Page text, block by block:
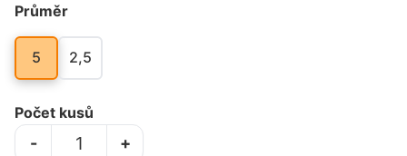
Průměr
5 2,5
Počet kusů
+
-